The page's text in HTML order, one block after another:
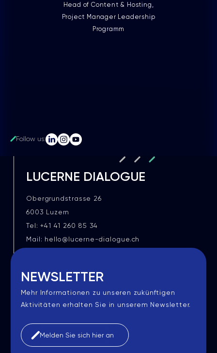
Head of Content & Hosting,
Project Manager Leadership
Programm
LUCERNE DIALOGUE
Obergrundstrasse 26
6003 Luzern
Tel: +41 41 260 85 34
Mail: hello@lucerne-dialogue.ch
Follow us:
NEWSLETTER
Mehr Informationen zu unseren zukünftigen
Aktivitäten erhalten Sie in unserem Newsletter.
Melden Sie sich hier an